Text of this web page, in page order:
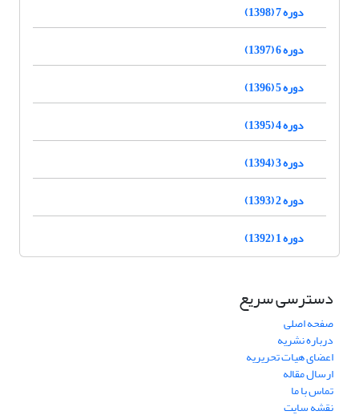
دوره 7 (1398)
دوره 6 (1397)
دوره 5 (1396)
دوره 4 (1395)
دوره 3 (1394)
دوره 2 (1393)
دوره 1 (1392)
دسترسی سریع
صفحه اصلی
درباره نشریه
اعضای هیات تحریریه
ارسال مقاله
تماس با ما
نقشه سایت